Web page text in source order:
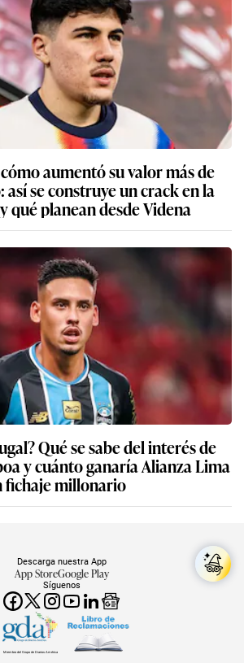
aumentó su valor más de
así se construye un crack en la
qué planean desde Videna
Qué se sabe del interés de
y cuánto ganaría Alianza Lima
fichaje millonario
Síguenos
Descarga nuestra App
App StoreGoogle Play
Miembro del Grupo de Diarios América